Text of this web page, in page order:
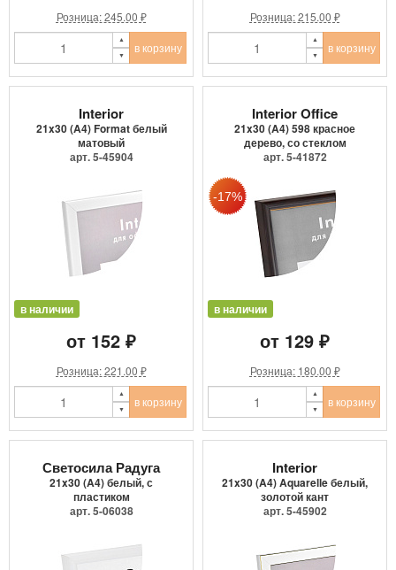
Розница: 245.00 ₽
в корзину
Розница: 215.00 ₽
в корзину
Interior
21x30 (A4) Format белый
матовый
арт. 5-45904
в наличии
от 152 ₽
Розница: 221.00 ₽
в корзину
Interior Office
21x30 (A4) 598 красное
дерево, со стеклом
арт. 5-41872
в наличии
от 129 ₽
Розница: 180.00 ₽
в корзину
Светосила Радуга
21x30 (A4) белый, с
пластиком
арт. 5-06038
Interior
21x30 (A4) Aquarelle белый,
золотой кант
арт. 5-45902